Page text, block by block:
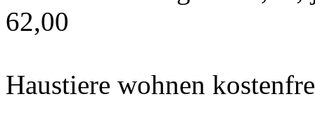
62,00
Haustiere wohnen